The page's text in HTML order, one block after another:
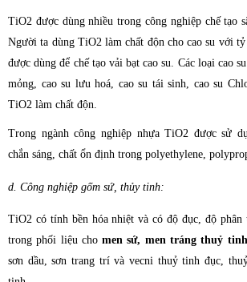
TiO2 được dùng nhiều trong công nghiệp chế tạo
Người ta dùng TiO2 làm chất độn cho cao su với
đ­ược dùng để chế tạo vải bạt cao su. Các loại cao
mỏng, cao su l­ư­u hoá, cao su tái sinh, cao su
TiO2 làm chất độn.
Trong ngành công nghiệp nhựa TiO2 đư­ợc sử
chắn sáng, chất ổn định trong polyethylene,
d. Công nghiệp gốm sứ, thủy tinh:
TiO2 có tính bền hóa nhiệt và có độ đục, độ phân
trong phối liệu chomen sứ, men tráng thuỷ
sơn dầu, sơn trang trí và vecni thuỷ tinh đục,